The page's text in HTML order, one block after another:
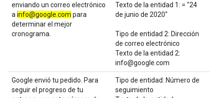
enviando un correo electrónico
a info@google.com para
determinar el mejor
cronograma.
Texto de la entidad 1: = "24
de junio de 2020"
Tipo de entidad 2: Dirección
de correo electrónico
Texto de la entidad 2:
info@google.com
Google envió tu pedido. Para
seguir el progreso de tu
Tipo de entidad: Número de
seguimiento